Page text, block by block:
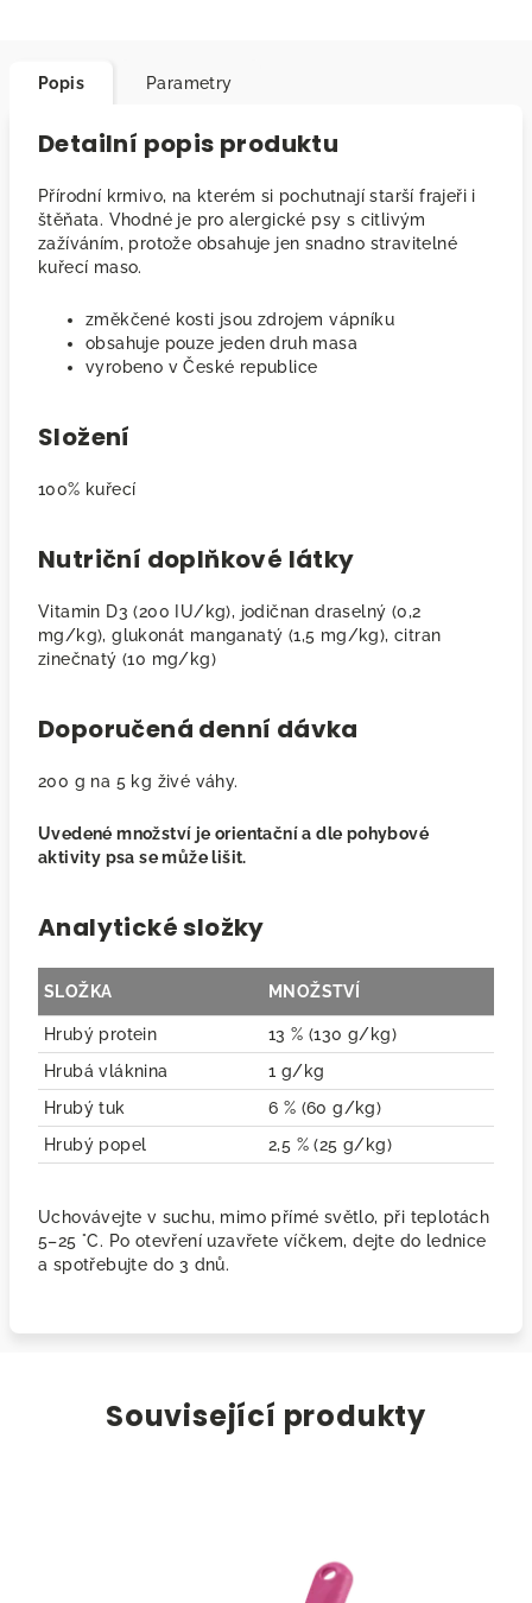
Popis Parametry
Detailní popis produktu
Přírodní krmivo, na kterém si pochutnají starší frajeři i
štěňata. Vhodné je pro alergické psy s citlivým
zažíváním, protože obsahuje jen snadno stravitelné
kuřecí maso.
změkčené kosti jsou zdrojem vápníku
obsahuje pouze jeden druh masa
vyrobeno v České republice
Složení
100% kuřecí
Nutriční doplňkové látky
Vitamin D3 (200 IU/kg), jodičnan draselný (0,2
mg/kg), glukonát manganatý (1,5 mg/kg), citran
zinečnatý (10 mg/kg)
Doporučená denní dávka
200 g na 5 kg živé váhy.
Uvedené množství je orientační a dle pohybové
aktivity psa se může lišit.
Analytické složky
SLOŽKA MNOŽSTVÍ
Hrubý protein
13 % (130 g/kg)
Hrubá vláknina
1 g/kg
Hrubý tuk
6 % (60 g/kg)
Hrubý popel
2,5 % (25 g/kg)
Uchovávejte v suchu, mimo přímé světlo, při teplotách
5–25 °C. Po otevření uzavřete víčkem, dejte do lednice
a spotřebujte do 3 dnů.
Související produkty